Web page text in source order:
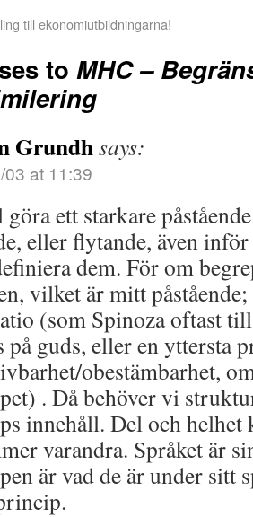
till ekonomiutbildningarna!
to MHC –
Grundhsays:
at 11:39
ett starkare
eller flytande, även
dem. För om
vilket är mitt
(som Spinoza oftast
guds, eller en yttersta
obestämbarhet,
. Då behöver vi
innehåll. Del och helhet
varandra. Språket är
är vad de är under sitt